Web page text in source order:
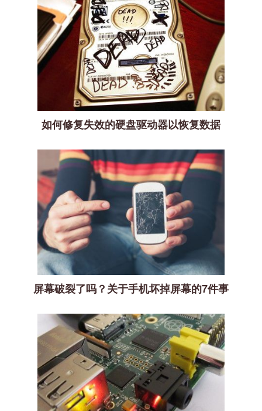
如何修复失效的硬盘驱动器以恢复数据
屏幕破裂了吗？关于手机坏掉屏幕的7件事